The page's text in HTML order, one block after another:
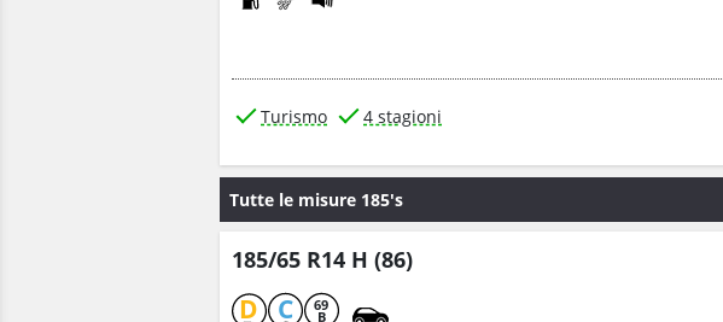
Turismo 4 stagioni
Tutte le misure 185's
185/65 R14 H (86)
D C 69
B